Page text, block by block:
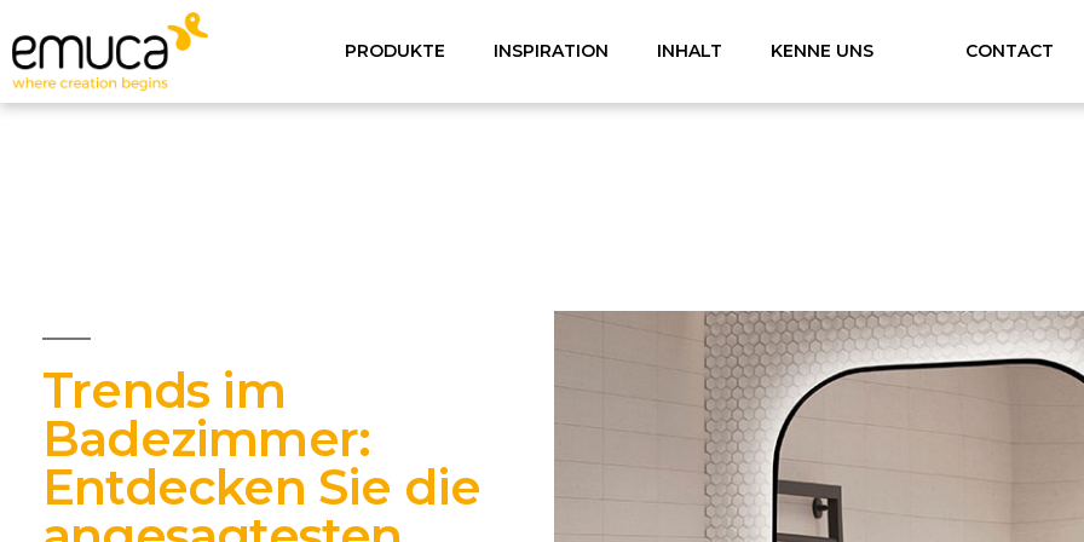
PRODUKTE INSPIRATION INHALT KENNE UNS CONTACT
Trends im
Badezimmer:
Entdecken Sie die